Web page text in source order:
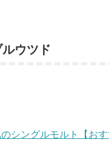
ウツド
シングルモルト【お